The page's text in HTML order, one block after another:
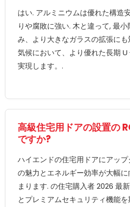
はい. アルミニウムは優れた構造
りや腐敗に強い. 木と違って, 最
み、より大きなガラスの拡張に
気候において、より優れた長期
実現します。.
高級住宅用ドアの設置の
ですか?
ハイエンドの住宅用ドアにアッ
の魅力とエネルギー効率が大幅
まります. の住宅購入者 2026 最
とプレミアムセキュリティ機能を